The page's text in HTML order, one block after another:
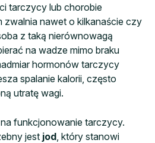
tarczycy lub chorobie
zwalnia nawet o kilkanaście czy
z taką nierównowagą
na wadze mimo braku
hormonów tarczycy
spalanie kalorii, często
utratę wagi.
funkcjonowanie tarczycy.
jest jod , który stanowi